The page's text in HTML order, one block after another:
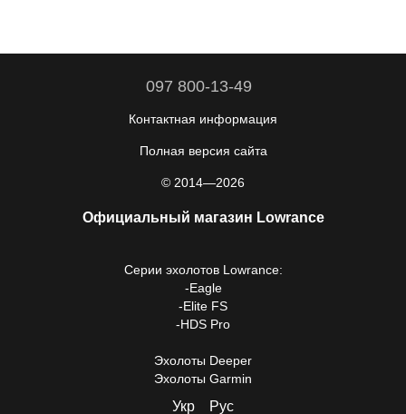
097 800-13-49
Контактная информация
Полная версия сайта
© 2014—2026
Официальный магазин Lowrance
Серии эхолотов Lowrance:
-Eagle
-Elite FS
-HDS Pro
Эхолоты Deeper
Эхолоты Garmin
Укр Рус